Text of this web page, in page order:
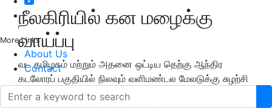
More Links
About Us
Contact
நீலகிரியில் கன மழைக்கு
வாய்ப்பு
வட தமிழகம் மற்றும் அதனை ஒட்டிய தெற்கு ஆந்திர
கடலோரப் பகுதியில் நிலவும் வளிமண்டல மேலடுக்கு சுழற்சி
காரணமாக தமிழகத்தில் அடுத்த 24 மணி நேரத்தற்கு